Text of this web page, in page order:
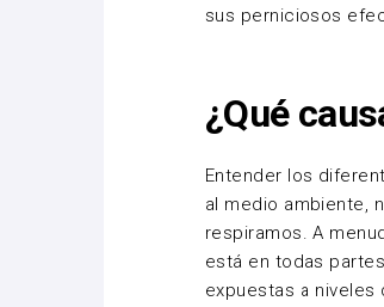
sus perniciosos
¿Qué
Entender los
al medio ambiente,
respiramos. A
está en todas
expuestas a niveles